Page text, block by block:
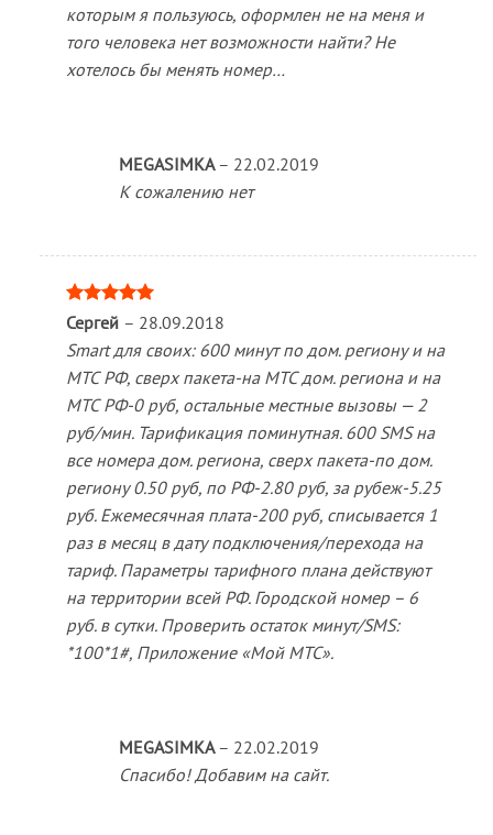
которым я пользуюсь, оформлен не на меня и
того человека нет возможности найти? Не
хотелось бы менять номер…
MEGASIMKA – 22.02.2019
К сожалению нет
Оценка
5
из 5
Сергей – 28.09.2018
Smart для своих: 600 минут по дом. региону и на
МТС РФ, сверх пакета-на МТС дом. региона и на
МТС РФ-0 руб, остальные местные вызовы — 2
руб/мин. Тарификация поминутная. 600 SMS на
все номера дом. региона, сверх пакета-по дом.
региону 0.50 руб, по РФ-2.80 руб, за рубеж-5.25
руб. Ежемесячная плата-200 руб, списывается 1
раз в месяц в дату подключения/перехода на
тариф. Параметры тарифного плана действуют
на территории всей РФ. Городской номер – 6
руб. в сутки. Проверить остаток минут/SMS:
*100*1#, Приложение «Мой МТС».
MEGASIMKA – 22.02.2019
Спасибо! Добавим на сайт.